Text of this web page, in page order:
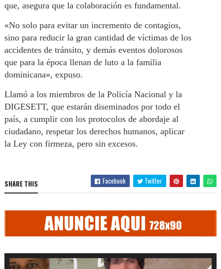
que, asegura que la colaboración es fundamental.
«No solo para evitar un incremento de contagios,
sino para reducir la gran cantidad de víctimas de los
accidentes de tránsito, y demás eventos dolorosos
que para la época llenan de luto a la familia
dominicana», expuso.
Llamó a los miembros de la Policía Nacional y la
DIGESETT, que estarán diseminados por todo el
país, a cumplir con los protocolos de abordaje al
ciudadano, respetar los derechos humanos, aplicar
la Ley con firmeza, pero sin excesos.
SHARE THIS Facebook Twitter